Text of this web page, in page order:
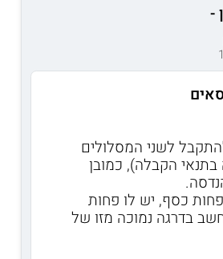
-
לשני המסלולים
הקבלה), כמובן
כסף, יש לו פחות
בדרגה נמוכה מזו של